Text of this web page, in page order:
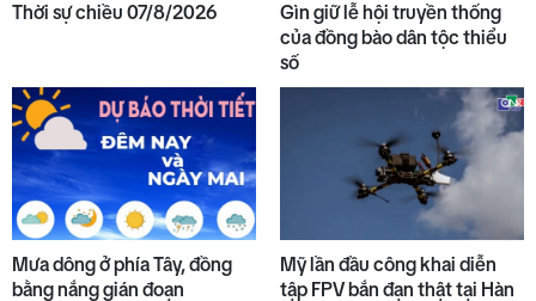
Thời sự chiều 07/8/2026
Gìn giữ lễ hội truyền thống
của đồng bào dân tộc thiểu
số
Mưa dông ở phía Tây, đồng
bằng nắng gián đoạn
Mỹ lần đầu công khai diễn
tập FPV bắn đạn thật tại Hàn